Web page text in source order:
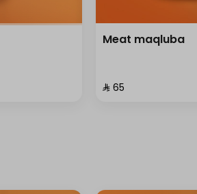
Meat maqluba
⁨⁦‪‬ 65⁩